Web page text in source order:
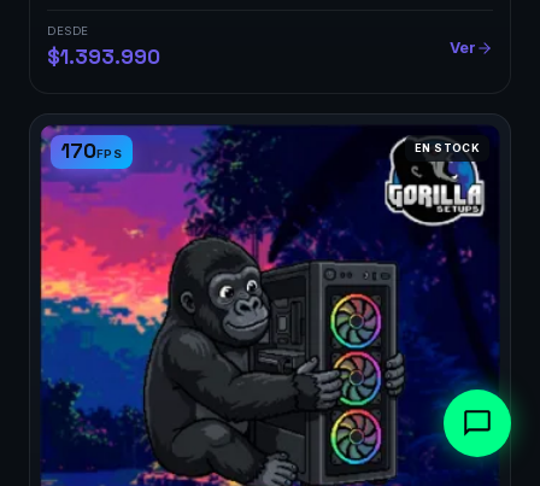
DESDE
$1.393.990 Ver
170FPS EN STOCK
👋 ¿Te ayudo? Armamos PCs
y reparamos el tuyo 🦍